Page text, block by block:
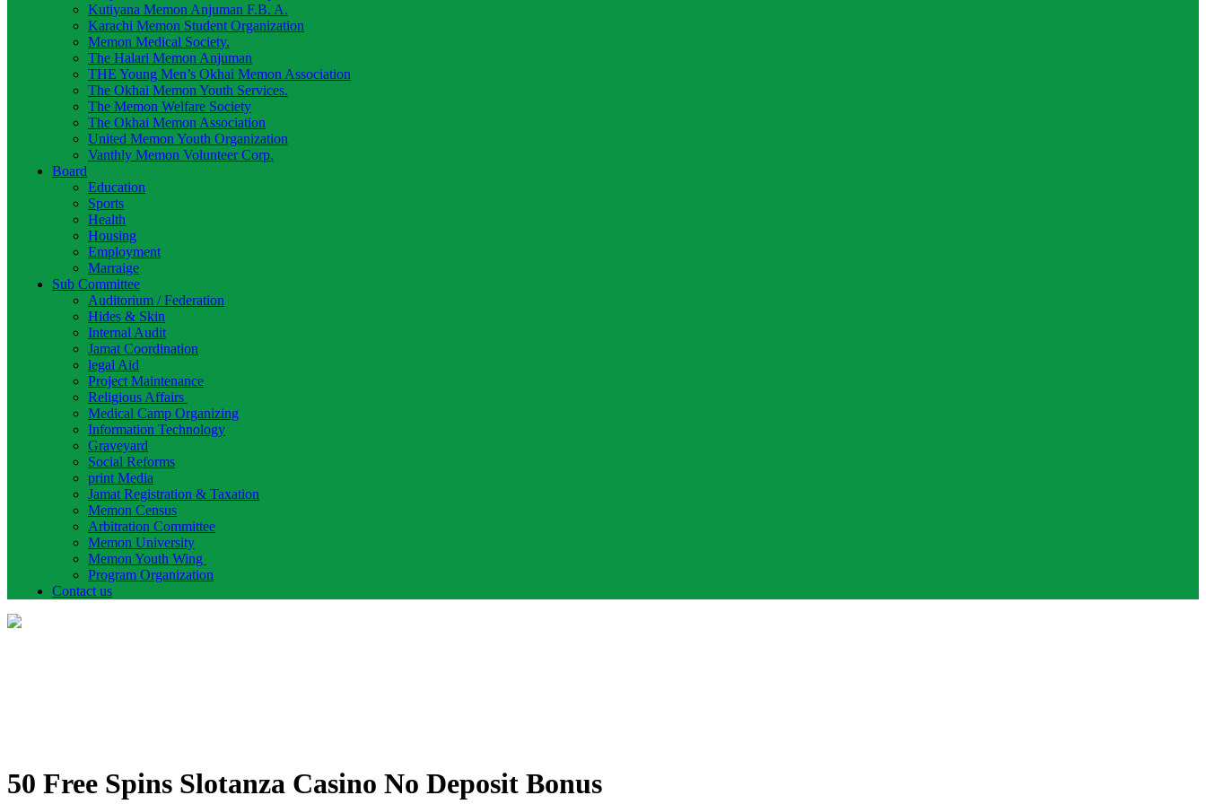
Kutiyana Memon Anjuman F.B. A.
Karachi Memon Student Organization
Memon Medical Society.
The Halari Memon Anjuman
THE Young Men’s Okhai Memon Association
The Okhai Memon Youth Services.
The Memon Welfare Society
The Okhai Memon Association
United Memon Youth Organization
Vanthly Memon Volunteer Corp.
Board
Education
Sports
Health
Housing
Employment
Marraige
Sub Committee
Auditorium / Federation
Hides & Skin
Internal Audit
Jamat Coordination
legal Aid
Project Maintenance
Religious Affairs
Medical Camp Organizing
Information Technology
Graveyard
Social Reforms
print Media
Jamat Registration & Taxation
Memon Census
Arbitration Committee
Memon University
Memon Youth Wing
Program Organization
Contact us
50 Free Spins Slotanza Casino No Deposit Bonus